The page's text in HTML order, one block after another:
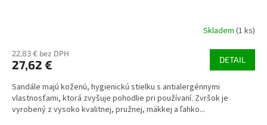
Skladem (1 ks)
22,83 € bez DPH
27,62 € DETAIL
Sandále majú koženú, hygienickú stielku s antialergénnymi
vlastnosťami, ktorá zvyšuje pohodlie pri používaní. Zvršok je
vyrobený z vysoko kvalitnej, pružnej, mäkkej a ľahko...